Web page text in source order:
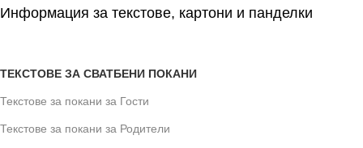
Информация за текстове, картони и панделки
ТЕКСТОВЕ ЗА СВАТБЕНИ ПОКАНИ
Текстове за покани за Гости
Текстове за покани за Родители